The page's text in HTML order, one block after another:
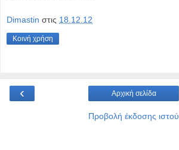
Dimastin στις 18.12.12
Κοινή χρήση
‹ Αρχική σελίδα
Προβολή έκδοσης ιστού